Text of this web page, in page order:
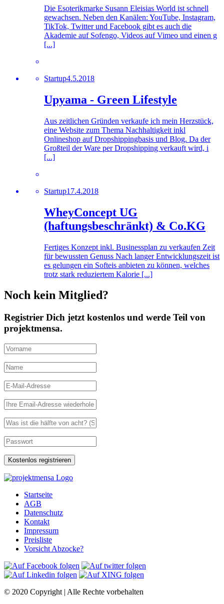
Die Esoterikmarke Susann Eleisias World ist schnell
gewachsen. Neben den Kanälen: YouTube, Instagram,
TikTok, Twitter und Facebook gibt es auch die
Akademie auf Sofengo, Videos auf Vimeo und einen g
[...]
Startup4.5.2018
Upyama - Green Lifestyle
Aus zeitlichen Gründen verkaufe ich mein Herzstück,
eine Website zum Thema Nachhaltigkeit inkl
Onlineshop auf Dropshippingbasis und Blog. Da der
Großteil der Ware per Dropshipping verkauft wird, i
[...]
Startup17.4.2018
WheyConcept UG
(haftungsbeschränkt) & Co.KG
Fertiges Konzept inkl. Businessplan zu verkaufen Zeit
für bewussten Genuss Nach langer Entwicklungszeit ist
es gelungen ein Softeis anbieten zu können, welches
trotz stark reduziertem Kalorie [...]
Noch kein Mitglied?
Registrier Dich jetzt kostenlos und werde Teil von
projektmensa.
Startseite
AGB
Datenschutz
Kontakt
Impressum
Preisliste
Vorsicht Abzocke?
© 2020 Copyright | Alle Rechte vorbehalten